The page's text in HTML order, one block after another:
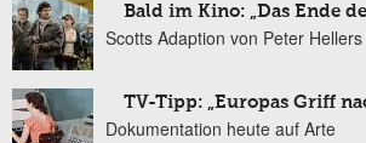
Bald im Kino: „Das Ende
Scotts Adaption von Peter
TV-Tipp: „Europas Griff
Dokumentation heute auf Arte